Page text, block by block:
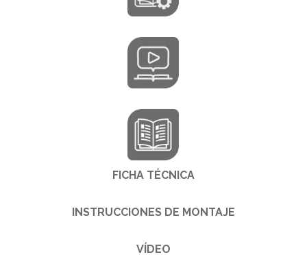
FICHA TÉCNICA
INSTRUCCIONES DE MONTAJE
VÍDEO